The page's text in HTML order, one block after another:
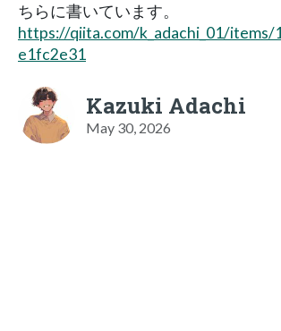
ちらに書いています。
https://qiita.com/k_adachi_01/
e1fc2e31
Kazuki Adachi
May 30, 2026